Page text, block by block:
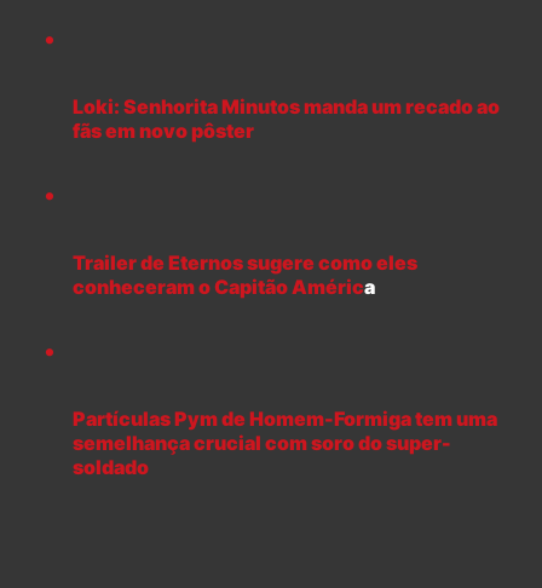
Loki: Senhorita Minutos manda um recado ao
fãs em novo pôster
Trailer de Eternos sugere como eles
conheceram o Capitão América
Partículas Pym de Homem-Formiga tem uma
semelhança crucial com soro do super-
soldado